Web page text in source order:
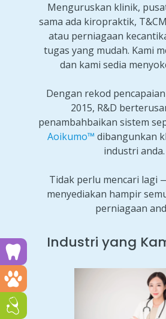
Menguruskan klinik,
sama ada kiropraktik,
atau perniagaan
tugas yang mudah. Kami
dan kami sedia
Dengan rekod
2015, R&D
penambahbaikan sistem
Aoikumo™ dibangunkan
industri anda.
Tidak perlu mencari lagi
menyediakan hampir
perniagaan
Industri yang
Run a dental clinic? Click
Run a vet clinic? Click here!
Run a GP or Primary Care